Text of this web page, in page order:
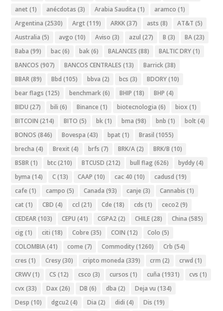
anet (1) anécdotas (3) Arabia Saudita (1) aramco (1)
Argentina (2530) Argt (119) ARKK(37) asts (8) AT&T (5)
Australia (5) avgo (10) Aviso (3) azul (27) B (3) BA(23)
Baba (99) bac(6) bak(6) BALANCES (88) BALTIC DRY(1)
BANCOS (907) BANCOS CENTRALES (13) Barrick(38)
BBAR(89) Bbd (105) bbva (2) bcs (3) BDORY(10)
bear flags (125) benchmark(6) BHIP (18) BHP (4)
BIDU (27) bili (6) Binance (1) biotecnologia (6) biox (1)
BITCOIN (214) BITO (5) bk(1) bma (98) bnb (1) bolt (4)
BONOS (846) Bovespa (43) bpat (1) Brasil (1055)
brecha (4) Brexit (4) brfs (7) BRK/A(2) BRK/B (10)
BSBR(1) btc(210) BTCUSD (212) bull flag (626) byddy(4)
byma (14) C(13) CAAP (10) cac 40 (10) cadusd (19)
cafe (1) campo (5) Canada (93) canje (3) Cannabis (1)
cat (1) CBD (4) ccl (21) Cde (18) cds (1) ceco2(9)
CEDEAR(103) CEPU (41) CGPA2(2) CHILE(28) China (585)
cig (1) citi (18) Cobre (35) COIN (12) Colo (5)
COLOMBIA(41) come (7) Commodity(1260) Crb (54)
cres (1) Cresy(30) cripto moneda (339) crm (2) crwd (1)
CRWV(1) CS (12) csco (3) cursos (1) cuña (1931) cvs (1)
cvx (33) Dax (26) DB (6) dba (2) Deja vu (134)
Desp (10) dgcu2(4) Dia (2) didi (4) Dis (19)